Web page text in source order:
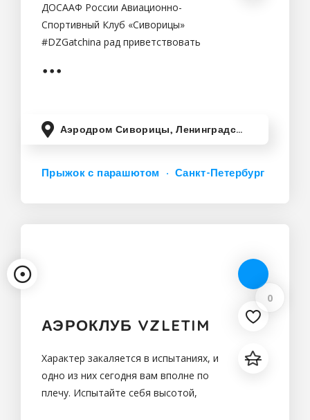
ДОСААФ России Авиационно-
Спортивный Клуб «Сиворицы»
#DZGatchina рад приветствовать
тандеме, самотоятельные прыжки,
Аэродром Сиворицы, Ленинградская область, Россия
Прыжок с парашютом Санкт-Петербург
0
АЭРОКЛУБ VZLETIM
Характер закаляется в испытаниях, и
одно из них сегодня вам вполне по
плечу. Испытайте себя высотой,